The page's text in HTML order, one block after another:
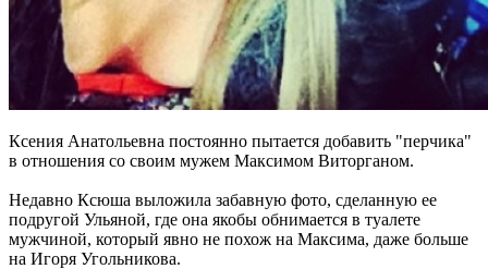
Ксения Анатольевна постоянно пытается добавить "перчика"
в отношения со своим мужем Максимом Виторганом.
Недавно Ксюша выложила забавную фото, сделанную ее
подругой Ульяной, где она якобы обнимается в туалете
мужчиной, который явно не похож на Максима, даже больше
на Игоря Угольникова.